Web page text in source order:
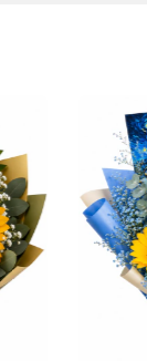
% OFF